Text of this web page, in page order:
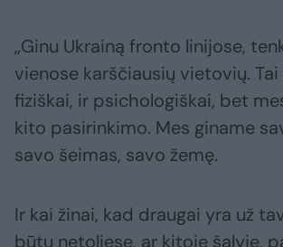
„Ginu Ukrainą fronto linijose,
vienose karščiausių vietovių. Tai
fiziškai, ir psichologiškai, bet
kito pasirinkimo. Mes giname
savo šeimas, savo žemę.
Ir kai žinai, kad draugai yra už
būtų netoliese, ar kitoje šalyje,